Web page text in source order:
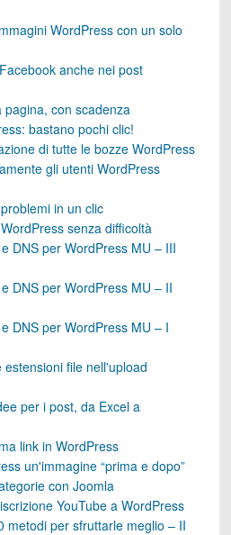
WordPress con un solo
anche nei post
pagina, con scadenza
bastano pochi clic!
di tutte le bozze WordPress
gli utenti WordPress
in un clic
senza difficoltà
DNS per WordPress MU – III
DNS per WordPress MU – II
DNS per WordPress MU – I
file nell'upload
per i post, da Excel a
link in WordPress
un'immagine “prima e dopo”
con Joomla
YouTube a WordPress
metodi per sfruttarle meglio – II